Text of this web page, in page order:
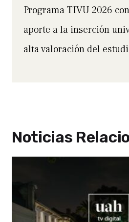
Programa TIVU 2026
aporte a la inserción
alta valoración del
Noticias